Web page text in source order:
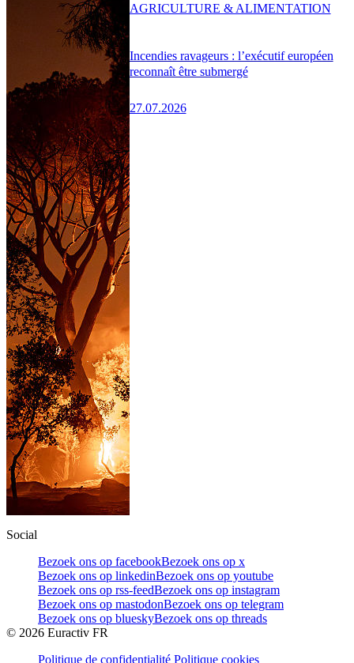
Incendies ravageurs : l’exécutif européen
reconnaît être submergé
27.07.2026
AGRICULTURE & ALIMENTATION
Social
Bezoek ons op facebookBezoek ons op x
Bezoek ons op linkedinBezoek ons op youtube
Bezoek ons op rss-feedBezoek ons op instagram
Bezoek ons op mastodonBezoek ons op telegram
Bezoek ons op blueskyBezoek ons op threads
© 2026 Euractiv FR
Politique de confidentialité Politique cookies